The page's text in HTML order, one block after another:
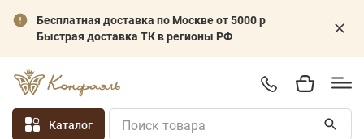
Бесплатная доставка по Москве от 5000 р
Быстрая доставка ТК в регионы РФ
Каталог